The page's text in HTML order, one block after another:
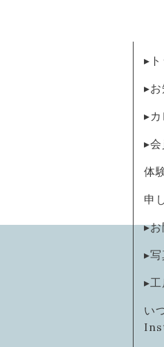
▸
▸
▸
▸
体
申
▸
▸写
▸
い